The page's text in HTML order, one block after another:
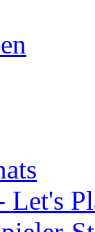
Let's